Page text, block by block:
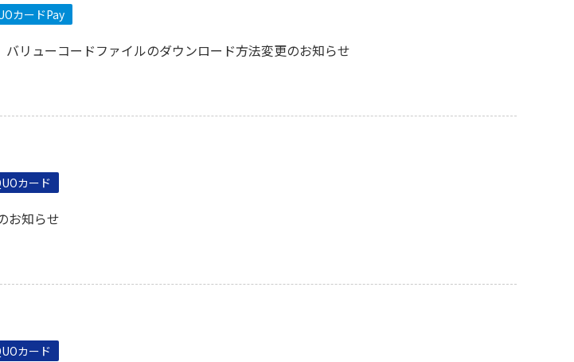
カードPay
バリューコードファイルのダウンロード方法変更のお知らせ
カード
お知らせ
カード